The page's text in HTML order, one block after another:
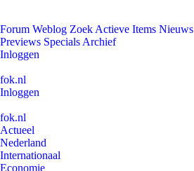
Forum Weblog Zoek Actieve Items Nieuws
Previews Specials Archief
Inloggen
fok.nl
Inloggen
fok.nl
Actueel
Nederland
Internationaal
Economie